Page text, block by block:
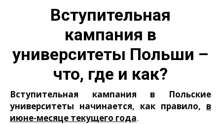
Вступительная
кампания в
университеты Польши –
что, где и как?
Вступительная кампания в Польские
университеты начинается, как правило, в
июне-месяце текущего года.